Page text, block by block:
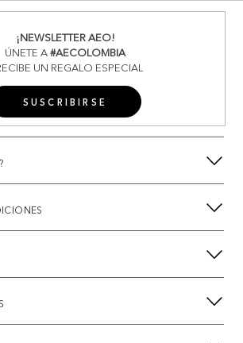
¡NEWSLETTER AEO!
ÚNETE A#AECOLOMBIA
UN REGALO ESPECIAL
SUSCRIBIRSE